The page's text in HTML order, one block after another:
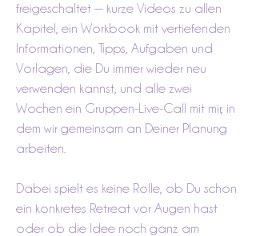
freigeschaltet — kurze Videos zu allen
Kapitel, ein Workbook mit vertiefenden
Informationen, Tipps, Aufgaben und
Vorlagen, die Du immer wieder neu
verwenden kannst, und alle zwei
Wochen ein Gruppen-Live-Call mit mir, in
dem wir gemeinsam an Deiner Planung
arbeiten.
Dabei spielt es keine Rolle, ob Du schon
ein konkretes Retreat vor Augen hast
oder ob die Idee noch ganz am